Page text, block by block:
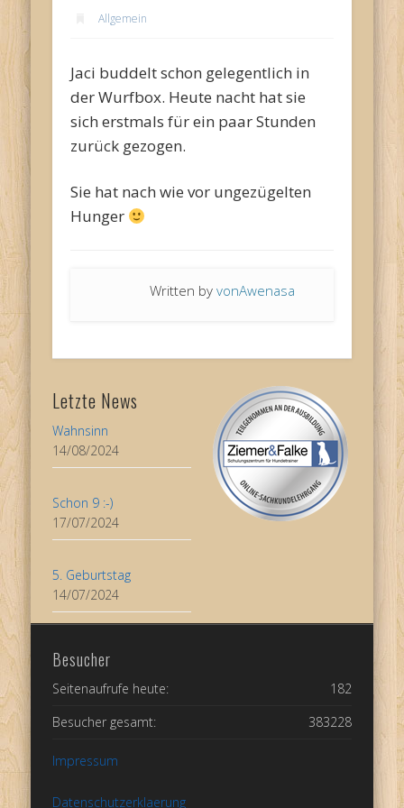
Allgemein
Jaci buddelt schon gelegentlich in
der Wurfbox. Heute nacht hat sie
sich erstmals für ein paar Stunden
zurück gezogen.
Sie hat nach wie vor ungezügelten
Hunger
Written byvonAwenasa
Letzte News
Wahnsinn
14/08/2024
Schon 9 :-)
17/07/2024
5. Geburtstag
14/07/2024
Besucher
182
Seitenaufrufe heute:
383228
Besucher gesamt:
Impressum
Datenschutzerklaerung